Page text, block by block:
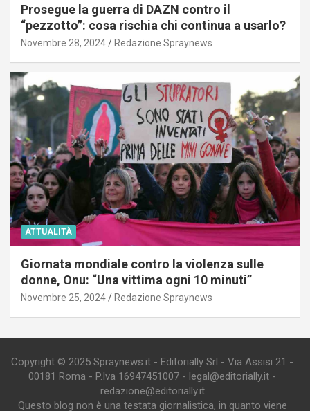
Prosegue la guerra di DAZN contro il
“pezzotto”: cosa rischia chi continua a usarlo?
Novembre 28, 2024 Redazione Spraynews
ATTUALITÀ
Giornata mondiale contro la violenza sulle
donne, Onu: “Una vittima ogni 10 minuti”
Novembre 25, 2024 Redazione Spraynews
Copyright © 2025 Spraynews.it - Editorially Srl - Via Assisi 21 -
00181 Roma - P.Iva 16947451007 - legal@editorially.it -
redazione@editorially.it
Questo blog non è una testata giornalistica, in quanto viene